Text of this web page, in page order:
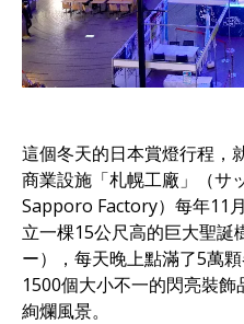
這個冬天的日本賞燈行程，
商業設施「札幌工廠」（サ
Sapporo Factory）每年11
立一棵15公尺高的巨大聖誕
ー），每天晚上點滿了5萬
1500個大小不一的閃亮裝
絢爛風景。